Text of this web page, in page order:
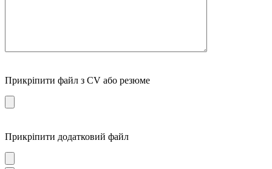
Прикріпити файл з CV або резюме
Прикріпити додатковий файл